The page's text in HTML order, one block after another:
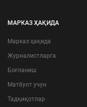
МАРКАЗ ҲАҚИДА
Марказ ҳақида
Журналистларга
Боғланиш
Матбуот учун
Тадқиқотлар